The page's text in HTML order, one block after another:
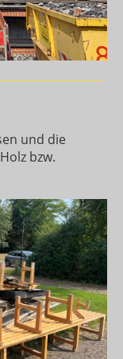
und die
bzw.